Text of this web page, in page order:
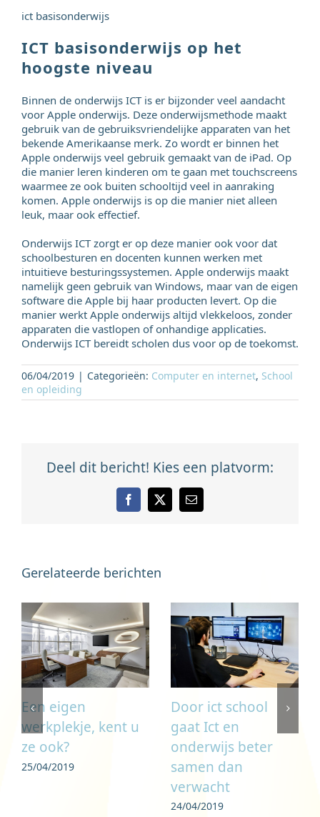
ict basisonderwijs
ICT basisonderwijs op het
hoogste niveau
Binnen de onderwijs ICT is er bijzonder veel aandacht
voor Apple onderwijs. Deze onderwijsmethode maakt
gebruik van de gebruiksvriendelijke apparaten van het
bekende Amerikaanse merk. Zo wordt er binnen het
Apple onderwijs veel gebruik gemaakt van de iPad. Op
die manier leren kinderen om te gaan met touchscreens
waarmee ze ook buiten schooltijd veel in aanraking
komen. Apple onderwijs is op die manier niet alleen
leuk, maar ook effectief.
Onderwijs ICT zorgt er op deze manier ook voor dat
schoolbesturen en docenten kunnen werken met
intuitieve besturingssystemen. Apple onderwijs maakt
namelijk geen gebruik van Windows, maar van de eigen
software die Apple bij haar producten levert. Op die
manier werkt Apple onderwijs altijd vlekkeloos, zonder
apparaten die vastlopen of onhandige applicaties.
Onderwijs ICT bereidt scholen dus voor op de toekomst.
06/04/2019 | Categorieën: Computer en internet, School
en opleiding
Deel dit bericht! Kies een platvorm:
Facebook
X
E-
Gerelateerde berichten
Een eigen
werkplekje, kent u
ze ook?
25/04/2019
Door ict school
gaat Ict en
onderwijs beter
samen dan
verwacht
24/04/2019